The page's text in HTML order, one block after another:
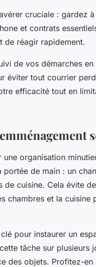
cruciale : gardez
et contrats
de réagir rapidement.
de vos démarches
éviter tout courrier
efficacité tout en
organisation
de main : un
de cuisine. Cela évite
chambres et la cuisine
pour instaurer un
tâche sur plusieurs
des objets. Profitez-en